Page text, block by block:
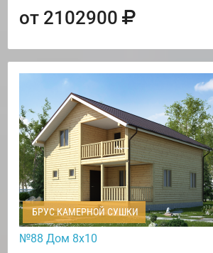
от 2102900
БРУС КАМЕРНОЙ СУШКИ
№88 Дом 8х10